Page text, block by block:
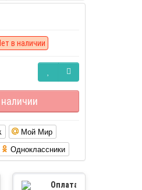
в наличии
Мой Мир
Одноклассники
Оплата